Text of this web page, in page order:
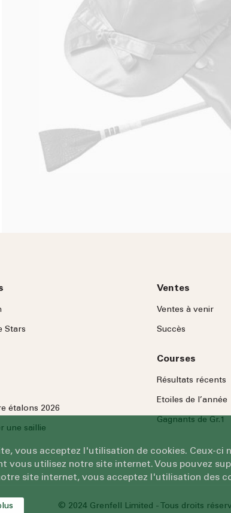
Stars
étalons 2026
une saillie
Ventes
Ventes à venir
Succès
Courses
Résultats récents
Etoiles de l’année
Gagnants de Gr.1
© 2024 Grenfell Limited - Tous droits
vous acceptez l'utilisation de cookies. Ceux-
vous utilisez notre site internet. Vous pouvez
site internet, vous acceptez l'utilisation des